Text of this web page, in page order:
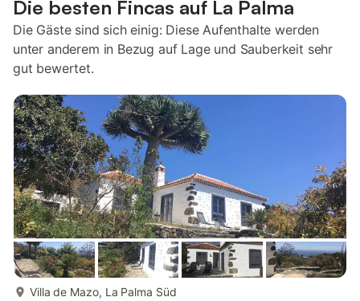
Die besten Fincas auf La Palma
Die Gäste sind sich einig: Diese Aufenthalte werden
unter anderem in Bezug auf Lage und Sauberkeit sehr
gut bewertet.
Villa de Mazo, La Palma Süd